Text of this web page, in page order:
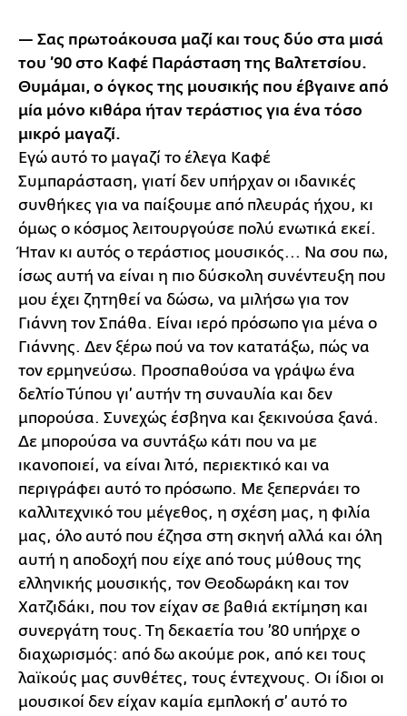
— Σας πρωτοάκουσα μαζί και τους δύο στα μισά
του ’90 στο Καφέ Παράσταση της Βαλτετσίου.
Θυμάμαι, ο όγκος της μουσικής που έβγαινε από
μία μόνο κιθάρα ήταν τεράστιος για ένα τόσο
μικρό μαγαζί.
Εγώ αυτό το μαγαζί το έλεγα Καφέ
Συμπαράσταση, γιατί δεν υπήρχαν οι ιδανικές
συνθήκες για να παίξουμε από πλευράς ήχου, κι
όμως ο κόσμος λειτουργούσε πολύ ενωτικά εκεί.
Ήταν κι αυτός ο τεράστιος μουσικός... Να σου πω,
ίσως αυτή να είναι η πιο δύσκολη συνέντευξη που
μου έχει ζητηθεί να δώσω, να μιλήσω για τον
Γιάννη τον Σπάθα. Είναι ιερό πρόσωπο για μένα ο
Γιάννης. Δεν ξέρω πού να τον κατατάξω, πώς να
τον ερμηνεύσω. Προσπαθούσα να γράψω ένα
δελτίο Τύπου γι’ αυτήν τη συναυλία και δεν
μπορούσα. Συνεχώς έσβηνα και ξεκινούσα ξανά.
Δε μπορούσα να συντάξω κάτι που να με
ικανοποιεί, να είναι λιτό, περιεκτικό και να
περιγράφει αυτό το πρόσωπο. Με ξεπερνάει το
καλλιτεχνικό του μέγεθος, η σχέση μας, η φιλία
μας, όλο αυτό που έζησα στη σκηνή αλλά και όλη
αυτή η αποδοχή που είχε από τους μύθους της
ελληνικής μουσικής, τον Θεοδωράκη και τον
Χατζιδάκι, που τον είχαν σε βαθιά εκτίμηση και
συνεργάτη τους. Τη δεκαετία του ’80 υπήρχε ο
διαχωρισμός: από δω ακούμε ροκ, από κει τους
λαϊκούς μας συνθέτες, τους έντεχνους. Οι ίδιοι οι
μουσικοί δεν είχαν καμία εμπλοκή σ’ αυτό το